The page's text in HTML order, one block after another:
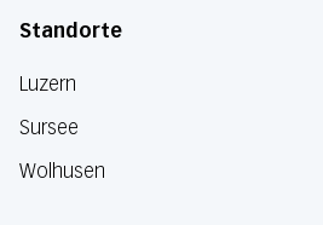
Standorte
Luzern
Sursee
Wolhusen